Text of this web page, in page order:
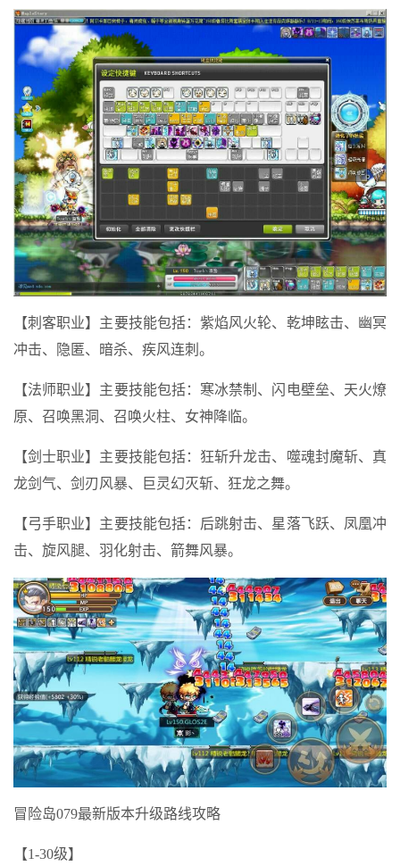
【刺客职业】主要技能包括：紫焰风火轮、乾坤眩击、幽冥
冲击、隐匿、暗杀、疾风连刺。
【法师职业】主要技能包括：寒冰禁制、闪电壁垒、天火燎
原、召唤黑洞、召唤火柱、女神降临。
【剑士职业】主要技能包括：狂斩升龙击、噬魂封魔斩、真
龙剑气、剑刃风暴、巨灵幻灭斩、狂龙之舞。
【弓手职业】主要技能包括：后跳射击、星落飞跃、凤凰冲
击、旋风腿、羽化射击、箭舞风暴。
冒险岛079最新版本升级路线攻略
【1-30级】